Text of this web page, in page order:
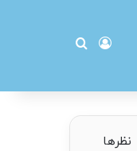
ورود
نظرها